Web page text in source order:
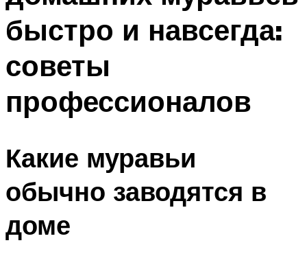
быстро и навсегда:
советы
профессионалов
Какие муравьи
обычно заводятся в
доме